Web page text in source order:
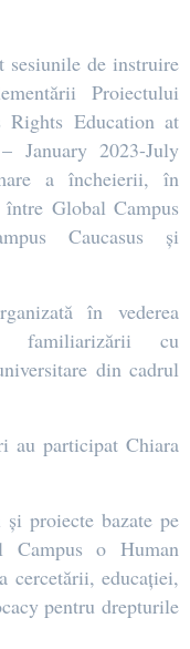
sesiunile de instruire
Proiectului
Rights Education at
January 2023-July
a încheierii, în
Global Campus
Caucasus și
în vederea
familiarizării cu
din cadrul
au participat Chiara
proiecte bazate pe
Campus o Human
cercetării, educației,
pentru drepturile